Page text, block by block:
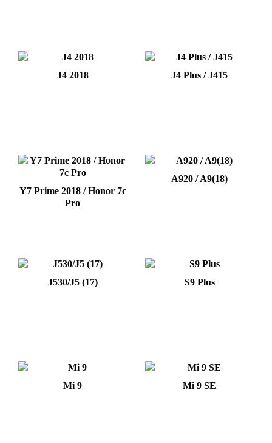
J4 2018 J4 Plus / J415
Y7 Prime 2018 / Honor 7c
Pro
A920 / A9(18)
J530/J5 (17) S9 Plus
Mi 9 Mi 9 SE